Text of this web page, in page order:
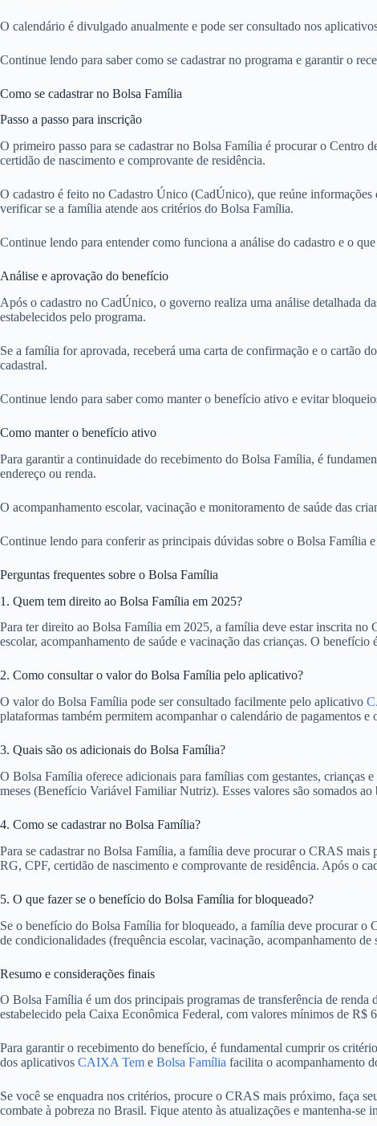
O calendário é divulgado anualmente e pode ser consultado nos
Continue lendo para saber como se cadastrar no programa e garantir o
Como se cadastrar no Bolsa Família
Passo a passo para inscrição
O primeiro passo para se cadastrar no Bolsa Família é procurar o Centro
certidão de nascimento e comprovante de residência.
O cadastro é feito no Cadastro Único (CadÚnico), que reúne informações
verificar se a família atende aos critérios do Bolsa Família.
Continue lendo para entender como funciona a análise do cadastro e o
Análise e aprovação do benefício
Após o cadastro no CadÚnico, o governo realiza uma análise detalhada
estabelecidos pelo programa.
Se a família for aprovada, receberá uma carta de confirmação e o cartão
cadastral.
Continue lendo para saber como manter o benefício ativo e evitar
Como manter o benefício ativo
Para garantir a continuidade do recebimento do Bolsa Família, é
endereço ou renda.
O acompanhamento escolar, vacinação e monitoramento de saúde das
Continue lendo para conferir as principais dúvidas sobre o Bolsa Família e
Perguntas frequentes sobre o Bolsa Família
1. Quem tem direito ao Bolsa Família em 2025?
Para ter direito ao Bolsa Família em 2025, a família deve estar inscrita
escolar, acompanhamento de saúde e vacinação das crianças. O
2. Como consultar o valor do Bolsa Família pelo aplicativo?
O valor do Bolsa Família pode ser consultado facilmente pelo aplicativo
plataformas também permitem acompanhar o calendário de pagamentos
3. Quais são os adicionais do Bolsa Família?
O Bolsa Família oferece adicionais para famílias com gestantes, crianças
meses (Benefício Variável Familiar Nutriz). Esses valores são somados
4. Como se cadastrar no Bolsa Família?
Para se cadastrar no Bolsa Família, a família deve procurar o CRAS
RG, CPF, certidão de nascimento e comprovante de residência. Após o
5. O que fazer se o benefício do Bolsa Família for bloqueado?
Se o benefício do Bolsa Família for bloqueado, a família deve procurar o
de condicionalidades (frequência escolar, vacinação, acompanhamento
Resumo e considerações finais
O Bolsa Família é um dos principais programas de transferência de
estabelecido pela Caixa Econômica Federal, com valores mínimos de R$
Para garantir o recebimento do benefício, é fundamental cumprir os
dos aplicativos CAIXA Tem e Bolsa Família facilita o acompanhamento
Se você se enquadra nos critérios, procure o CRAS mais próximo, faça
combate à pobreza no Brasil. Fique atento às atualizações e mantenha-se